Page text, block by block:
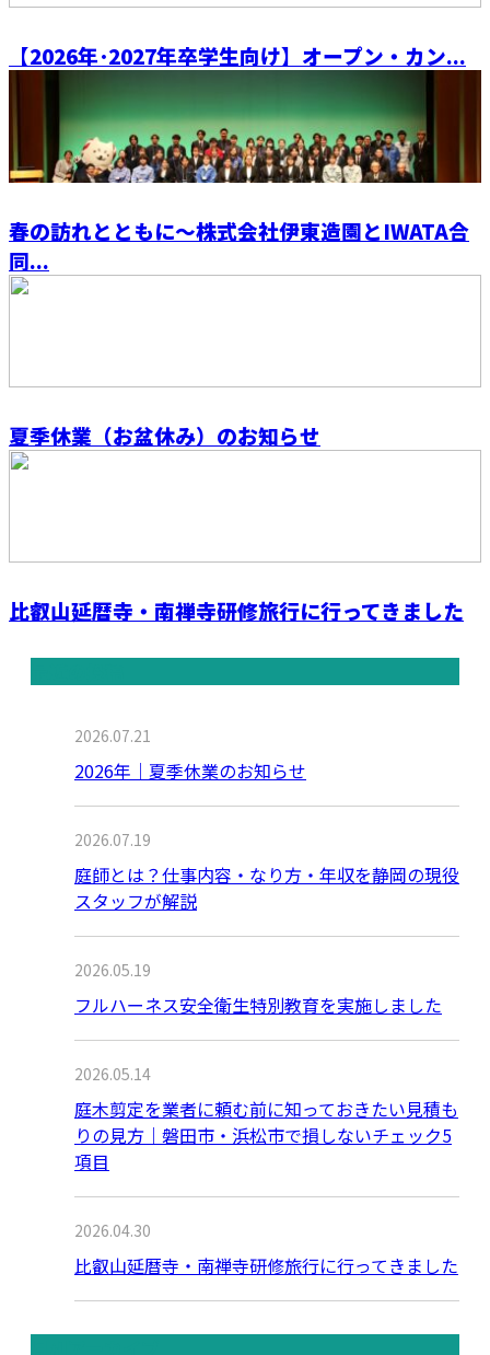
【2026年･2027年卒学生向け】オープン・カン...
春の訪れとともに～株式会社伊東造園とIWATA合
同...
夏季休業（お盆休み）のお知らせ
比叡山延暦寺・南禅寺研修旅行に行ってきました
2026.07.21
2026年｜夏季休業のお知らせ
2026.07.19
庭師とは？仕事内容・なり方・年収を静岡の現役
スタッフが解説
2026.05.19
フルハーネス安全衛生特別教育を実施しました
2026.05.14
庭木剪定を業者に頼む前に知っておきたい見積も
りの見方｜磐田市・浜松市で損しないチェック5
項目
2026.04.30
比叡山延暦寺・南禅寺研修旅行に行ってきました